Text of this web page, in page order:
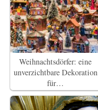
Weihnachtsdörfer: eine
unverzichtbare Dekoration
für…